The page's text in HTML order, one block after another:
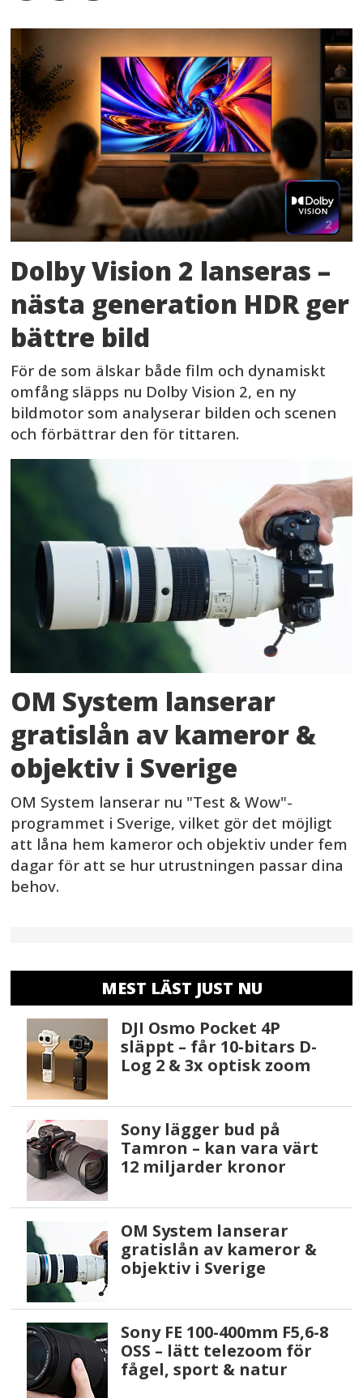
Dolby Vision 2 lanseras –
nästa generation HDR ger
bättre bild
För de som älskar både film och dynamiskt
omfång släpps nu Dolby Vision 2, en ny
bildmotor som analyserar bilden och scenen
och förbättrar den för tittaren.
OM System lanserar
gratislån av kameror &
objektiv i Sverige
OM System lanserar nu "Test & Wow"-
programmet i Sverige, vilket gör det möjligt
att låna hem kameror och objektiv under fem
dagar för att se hur utrustningen passar dina
behov.
MEST LÄST JUST NU
DJI Osmo Pocket 4P
släppt – får 10-bitars D-
Log 2 & 3x optisk zoom
Sony lägger bud på
Tamron – kan vara värt
12 miljarder kronor
OM System lanserar
gratislån av kameror &
objektiv i Sverige
Sony FE 100-400mm F5,6-8
OSS – lätt telezoom för
fågel, sport & natur